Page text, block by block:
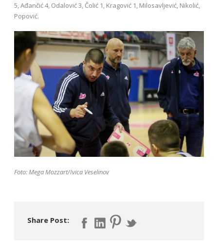
5, Ađančić 4, Odalović 3, Čolić 1, Kragović 1, Milosavljević, Nikolić,
Popović.
Foto: Mega Mozzart/Ivica Veselinov
Share Post: